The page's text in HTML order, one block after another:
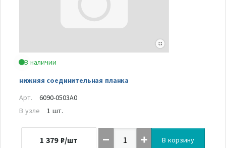
В наличии
нижняя соединительная планка
Арт.
6090-0503A0
В узле
1 шт.
1 379 ₽/шт В корзину